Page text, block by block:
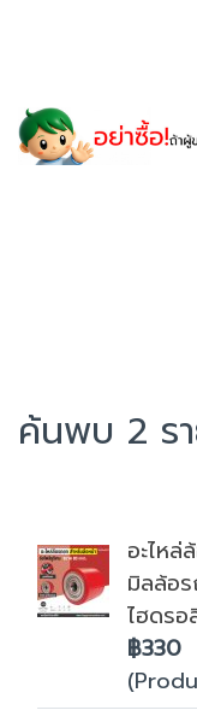
ค้นพบ 2 รา
อะไห
มิลล้อ
ไฮดร
฿330